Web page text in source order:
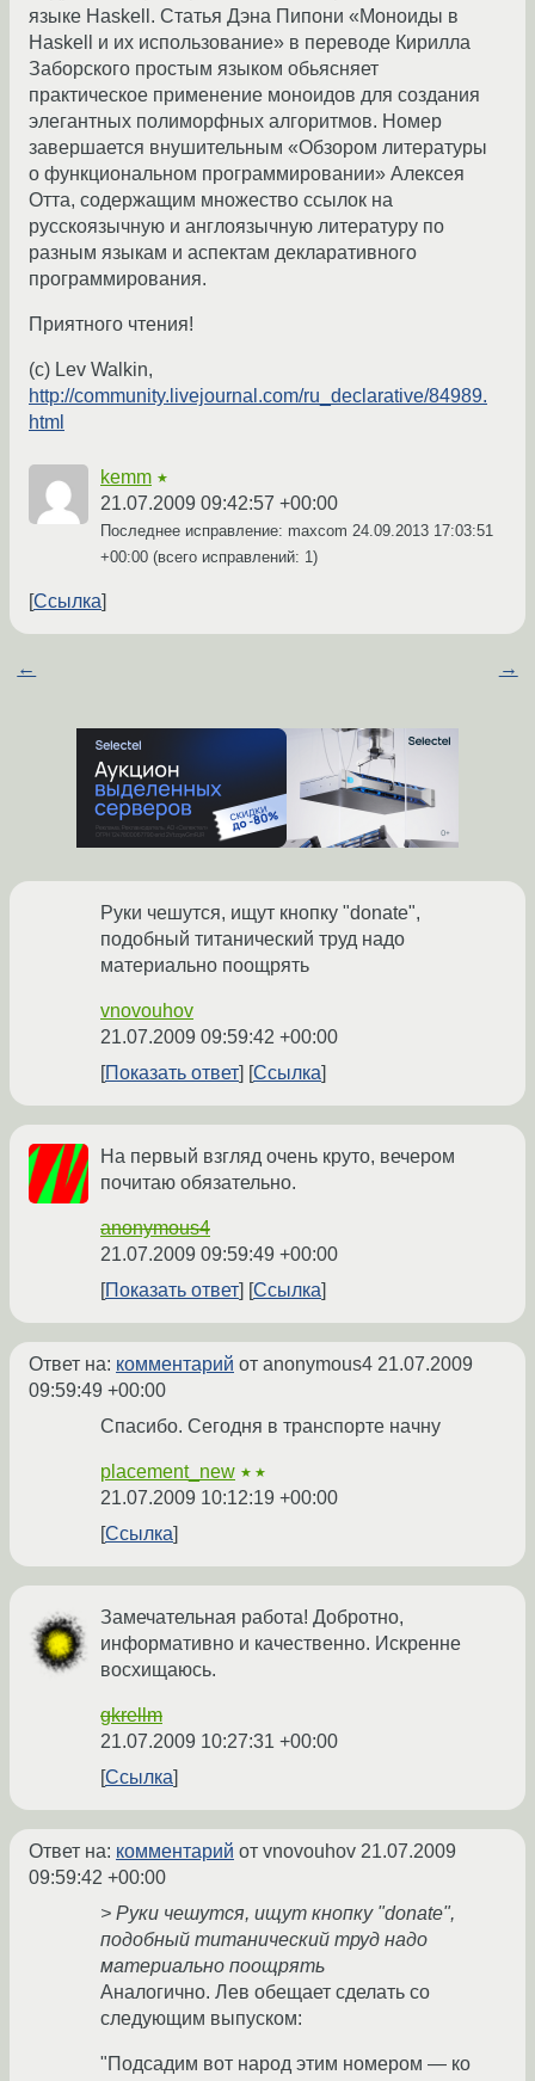
языке Haskell. Статья Дэна Пипони «Моноиды в
Haskell и их использование» в переводе Кирилла
Заборского простым языком обьясняет
практическое применение моноидов для создания
элегантных полиморфных алгоритмов. Номер
завершается внушительным «Обзором литературы
о функциональном программировании» Алексея
Отта, содержащим множество ссылок на
русскоязычную и англоязычную литературу по
разным языкам и аспектам декларативного
программирования.
Приятного чтения!
(c) Lev Walkin,
http://community.livejournal.com/ru_declarative/84989.
html
kemm ★
21.07.2009 09:42:57 +00:00
Последнее исправление: maxcom 24.09.2013 17:03:51
+00:00 (всего исправлений: 1)
Ссылка
← →
Руки чешутся, ищут кнопку "donate",
подобный титанический труд надо
материально поощрять
vnovouhov
21.07.2009 09:59:42 +00:00
Показать ответ
Ссылка
На первый взгляд очень круто, вечером
почитаю обязательно.
anonymous4
21.07.2009 09:59:49 +00:00
Показать ответ
Ссылка
Ответ на: комментарий от anonymous4 21.07.2009
09:59:49 +00:00
Спасибо. Сегодня в транспорте начну
placement_new ★★
21.07.2009 10:12:19 +00:00
Ссылка
Замечательная работа! Добротно,
информативно и качественно. Искренне
восхищаюсь.
gkrellm
21.07.2009 10:27:31 +00:00
Ссылка
Ответ на: комментарий от vnovouhov 21.07.2009
09:59:42 +00:00
> Руки чешутся, ищут кнопку "donate",
подобный титанический труд надо
материально поощрять
Аналогично. Лев обещает сделать со
следующим выпуском:
"Подсадим вот народ этим номером — ко